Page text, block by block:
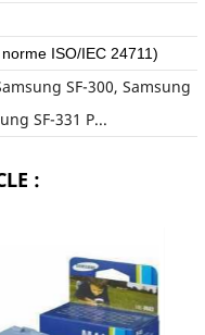
ISO/IEC 24711)
SF-300, Samsung
SF-331 P...
: